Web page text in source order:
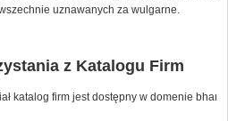
uznawanych za wulgarne.
z Katalogu Firm
katalog firm jest dostępny w domenie